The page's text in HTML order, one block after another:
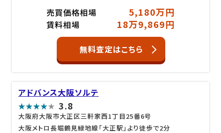
売買価格相場 5,180万円
賃料相場 18万9,869円
無料査定はこちら
アドバンス大阪ソルテ
3.8
大阪府大阪市大正区三軒家西1丁目25番6号
大阪メトロ長堀鶴見緑地線「大正駅」より徒歩で2分